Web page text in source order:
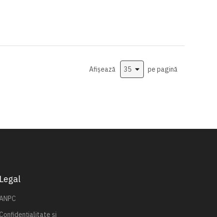
Afișează
pe pagină
Legal
Confidențialitate și